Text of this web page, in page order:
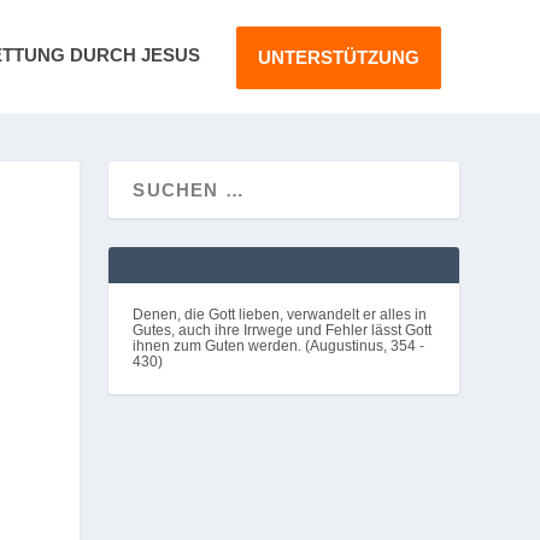
DURCH JESUS UNTERSTÜTZUNG
Denen, die Gott lieben, verwandelt er alles in
Gutes, auch ihre Irrwege und Fehler lässt Gott
ihnen zum Guten werden. (Augustinus, 354 -
430)